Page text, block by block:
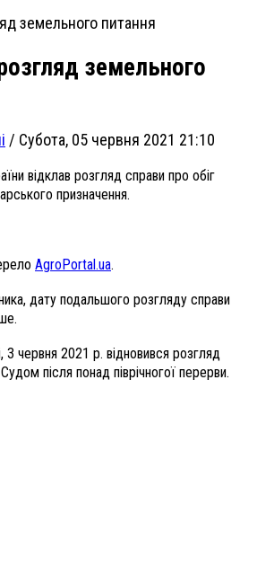
земельного
/ Субота, 05 червня 2021 21:10
відклав розгляд справи про обіг
призначення.
AgroPortal.ua.
дату подальшого розгляду справи
3 червня 2021 р. відновився розгляд
після понад піврічногої перерви.